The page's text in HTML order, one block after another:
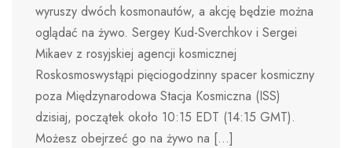
wyruszy dwóch kosmonautów, a akcję będzie można
oglądać na żywo. Sergey Kud-Sverchkov i Sergei
Mikaev z rosyjskiej agencji kosmicznej
Roskosmoswystąpi pięciogodzinny spacer kosmiczny
poza Międzynarodowa Stacja Kosmiczna (ISS)
dzisiaj, początek około 10:15 EDT (14:15 GMT).
Możesz obejrzeć go na żywo na […]